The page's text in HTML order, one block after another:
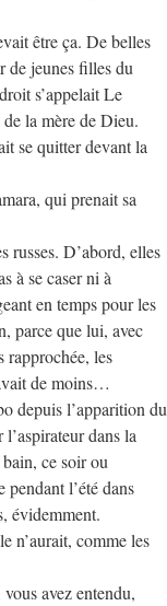
être ça. De belles
de jeunes filles du
s’appelait Le
la mère de Dieu.
se quitter devant la
qui prenait sa
russes. D’abord, elles
à se caser ni à
en temps pour les
parce que lui, avec
rapprochée, les
de moins…
depuis l’apparition du
dans la
ce soir ou
l’été dans
évidemment.
n’aurait, comme les
avez entendu,